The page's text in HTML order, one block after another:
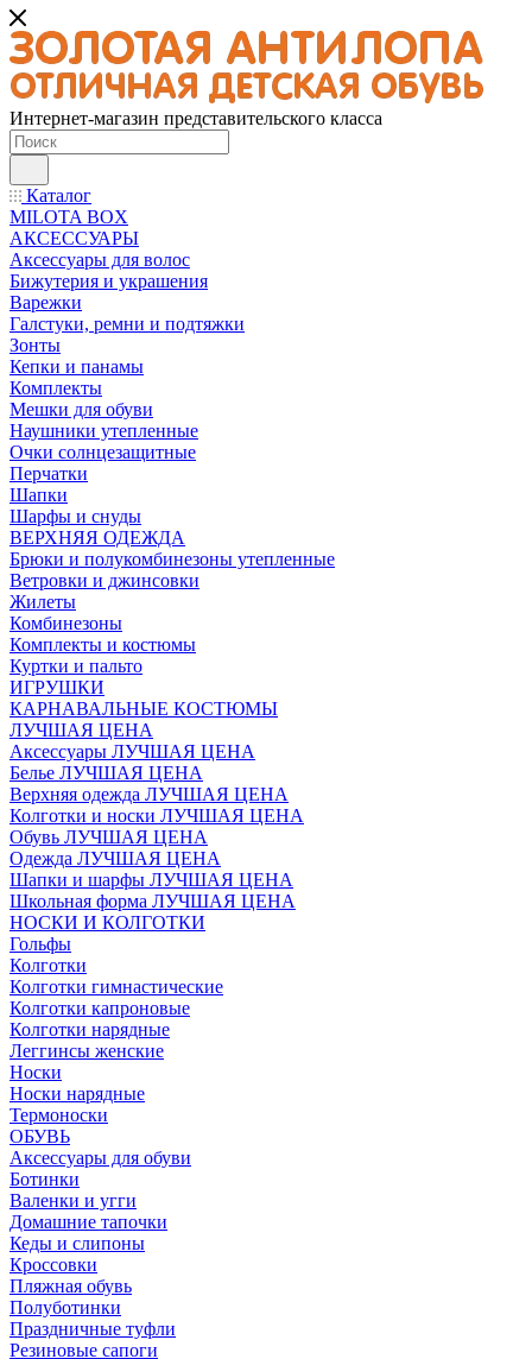
Интернет-магазин представительского класса
Каталог
MILOTA BOX
АКСЕССУАРЫ
Аксессуары для волос
Бижутерия и украшения
Варежки
Галстуки, ремни и подтяжки
Зонты
Кепки и панамы
Комплекты
Мешки для обуви
Наушники утепленные
Очки солнцезащитные
Перчатки
Шапки
Шарфы и снуды
ВЕРХНЯЯ ОДЕЖДА
Брюки и полукомбинезоны утепленные
Ветровки и джинсовки
Жилеты
Комбинезоны
Комплекты и костюмы
Куртки и пальто
ИГРУШКИ
КАРНАВАЛЬНЫЕ КОСТЮМЫ
ЛУЧШАЯ ЦЕНА
Аксессуары ЛУЧШАЯ ЦЕНА
Белье ЛУЧШАЯ ЦЕНА
Верхняя одежда ЛУЧШАЯ ЦЕНА
Колготки и носки ЛУЧШАЯ ЦЕНА
Обувь ЛУЧШАЯ ЦЕНА
Одежда ЛУЧШАЯ ЦЕНА
Шапки и шарфы ЛУЧШАЯ ЦЕНА
Школьная форма ЛУЧШАЯ ЦЕНА
НОСКИ И КОЛГОТКИ
Гольфы
Колготки
Колготки гимнастические
Колготки капроновые
Колготки нарядные
Леггинсы женские
Носки
Носки нарядные
Термоноски
ОБУВЬ
Аксессуары для обуви
Ботинки
Валенки и угги
Домашние тапочки
Кеды и слипоны
Кроссовки
Пляжная обувь
Полуботинки
Праздничные туфли
Резиновые сапоги